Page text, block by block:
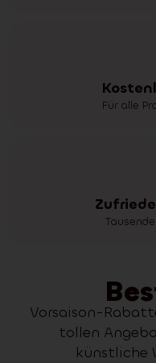
Für alle
Vorsaison-
tollen
künstliche